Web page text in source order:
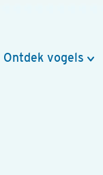
Ontdek vogels